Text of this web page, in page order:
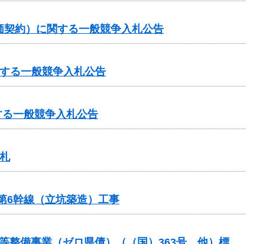
約）に関する一般競争入札公告
る一般競争入札公告
一般競争入札公告
6幹線（立坑築造）工事